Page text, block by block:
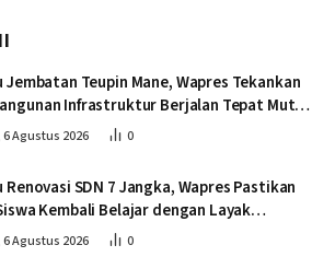
Jembatan Teupin Mane, Wapres Tekankan
Infrastruktur Berjalan Tepat Mutu
Waktu
Agustus 2026 0
Renovasi SDN 7 Jangka, Wapres Pastikan
Kembali Belajar dengan Layak
Agustus 2026 0